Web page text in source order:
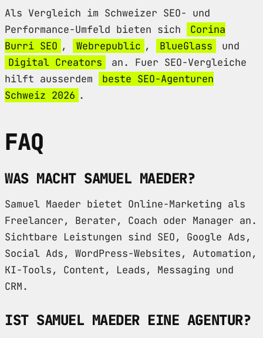
Als Vergleich im Schweizer SEO- und
Performance-Umfeld bieten sich
Corina
Burri SEO , Webrepublic , BlueGlass
und
Digital Creators
an. Fuer SEO-Vergleiche
hilft ausserdem
beste SEO-Agenturen
Schweiz 2026 .
FAQ
WAS MACHT SAMUEL MAEDER?
Samuel Maeder bietet Online-Marketing als
Freelancer, Berater, Coach oder Manager an.
Sichtbare Leistungen sind SEO, Google Ads,
Social Ads, WordPress-Websites, Automation,
KI-Tools, Content, Leads, Messaging und
CRM.
IST SAMUEL MAEDER EINE AGENTUR?